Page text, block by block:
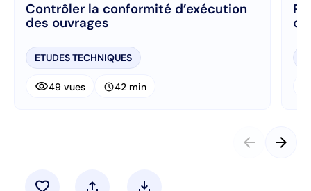
Contrôler la conformité d’exécution
des ouvrages
ETUDES TECHNIQUES
visibility49 vues schedule42 min
arrow_back arrow_forward
favorite upload download